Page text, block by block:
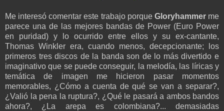
Me interesó comentar este trabajo porque Gloryhammerme
parece una de las mejores bandas de Power (Euro Power
en puridad) y lo ocurrido entre ellos y su ex-cantante,
Thomas Winkler era, cuando menos, decepcionante; los
primeros tres discos de la banda son de lo más divertido e
imaginativo que se puede conseguir, la melodía, las líricas y
temática de imagen me hicieron pasar momentos
memorables, ¿Cómo a cuenta de qué se van a separar?,
¿Valió la pena la ruptura?, ¿Qué le pasará a ambos bandos
ahora?, ¿La arepa es colombiana?... demasiadas